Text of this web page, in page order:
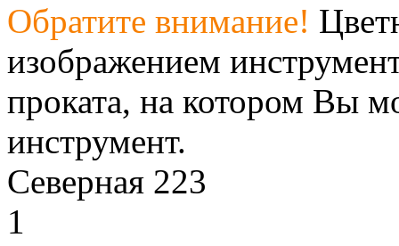
Обратите внимание!
изображением
проката, на котором Вы
инструмент.
Северная 223
1